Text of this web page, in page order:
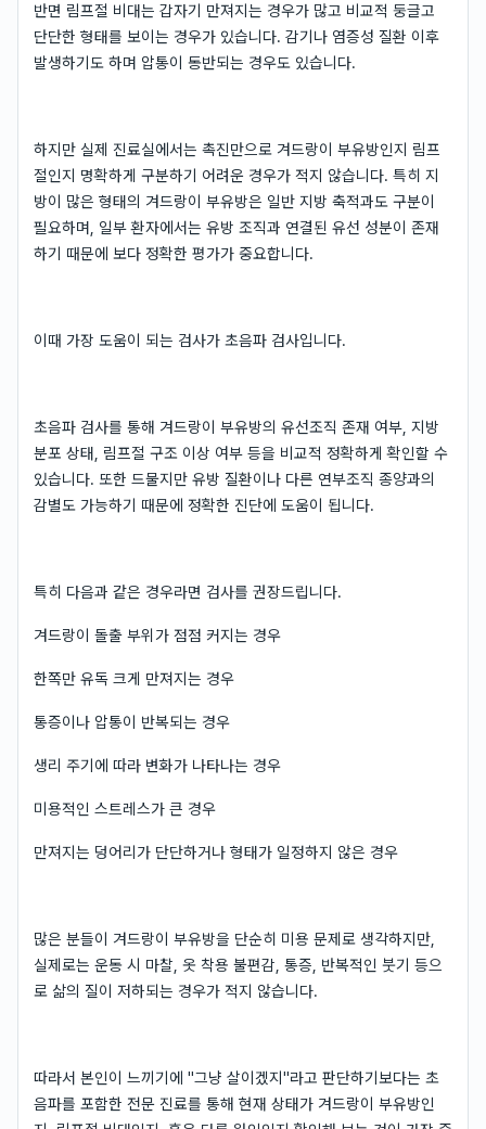
반면 림프절 비대는 갑자기 만져지는 경우가 많고 비교적 둥글고
단단한 형태를 보이는 경우가 있습니다. 감기나 염증성 질환 이후
발생하기도 하며 압통이 동반되는 경우도 있습니다.
하지만 실제 진료실에서는 촉진만으로 겨드랑이 부유방인지 림프
절인지 명확하게 구분하기 어려운 경우가 적지 않습니다. 특히 지
방이 많은 형태의 겨드랑이 부유방은 일반 지방 축적과도 구분이
필요하며, 일부 환자에서는 유방 조직과 연결된 유선 성분이 존재
하기 때문에 보다 정확한 평가가 중요합니다.
이때 가장 도움이 되는 검사가 초음파 검사입니다.
초음파 검사를 통해 겨드랑이 부유방의 유선조직 존재 여부, 지방
분포 상태, 림프절 구조 이상 여부 등을 비교적 정확하게 확인할 수
있습니다. 또한 드물지만 유방 질환이나 다른 연부조직 종양과의
감별도 가능하기 때문에 정확한 진단에 도움이 됩니다.
특히 다음과 같은 경우라면 검사를 권장드립니다.
겨드랑이 돌출 부위가 점점 커지는 경우
한쪽만 유독 크게 만져지는 경우
통증이나 압통이 반복되는 경우
생리 주기에 따라 변화가 나타나는 경우
미용적인 스트레스가 큰 경우
만져지는 덩어리가 단단하거나 형태가 일정하지 않은 경우
많은 분들이 겨드랑이 부유방을 단순히 미용 문제로 생각하지만,
실제로는 운동 시 마찰, 옷 착용 불편감, 통증, 반복적인 붓기 등으
로 삶의 질이 저하되는 경우가 적지 않습니다.
따라서 본인이 느끼기에 "그냥 살이겠지"라고 판단하기보다는 초
음파를 포함한 전문 진료를 통해 현재 상태가 겨드랑이 부유방인